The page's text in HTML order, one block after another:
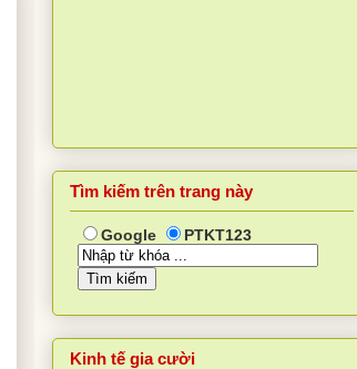
Tìm kiếm trên trang này
Google PTKT123
Kinh tế gia cười